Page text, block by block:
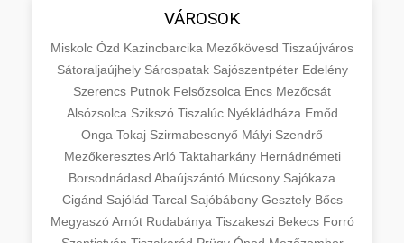
VÁROSOK
Miskolc Ózd Kazincbarcika Mezőkövesd Tiszaújváros
Sátoraljaújhely Sárospatak Sajószentpéter Edelény
Szerencs Putnok Felsőzsolca Encs Mezőcsát
Alsózsolca Szikszó Tiszalúc Nyékládháza Emőd
Onga Tokaj Szirmabesenyő Mályi Szendrő
MezőkeresztesArló Taktaharkány Hernádnémeti
Borsodnádasd Abaújszántó Múcsony Sajókaza
Cigánd Sajólád Tarcal Sajóbábony Gesztely Bőcs
MegyaszóArnót Rudabánya Tiszakeszi Bekecs Forró